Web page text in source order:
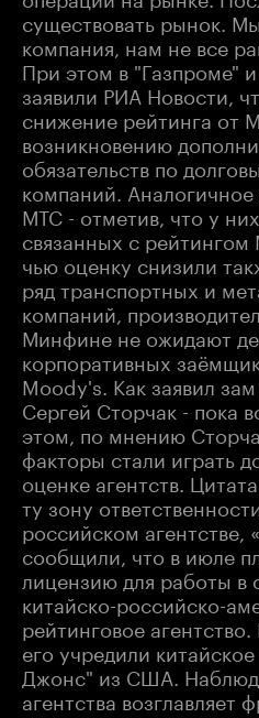
существовать рынок.
компания, нам не все
При этом в "Газпроме"
заявили РИА Новости,
снижение рейтинга от
возникновению
обязательств по
компаний. Аналогичное
МТС - отметив, что у
связанных с рейтингом
чью оценку снизили
ряд транспортных и
компаний,
Минфине не ожидают
корпоративных
Moody's. Как заявил
Сергей Сторчак - пока
этом, по мнению
факторы стали играть
оценке агентств.
ту зону
российском агентстве,
сообщили, что в июле
лицензию для работы в
китайско-российско-
рейтинговое
его учредили
Джонс" из США.
агентства возглавляет